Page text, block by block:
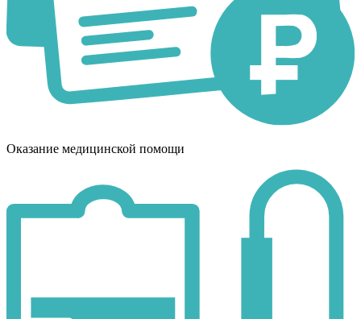
Оказание медицинской помощи